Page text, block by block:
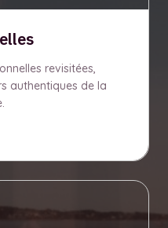
revisitées,
authentiques de la